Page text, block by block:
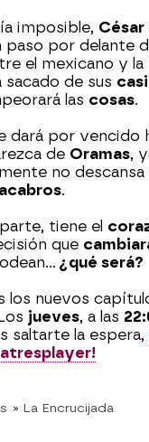
imposible, César
paso por delante
el mexicano y la
sacado de sus
las cosas.
dará por vencido
de Oramas,
no descansa
.
tiene el
que
¿qué será?
los nuevos
jueves, a las
saltarte la espera,
atresplayer!
» La Encrucijada